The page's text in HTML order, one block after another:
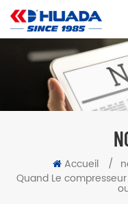
Accueil /
Quand Le